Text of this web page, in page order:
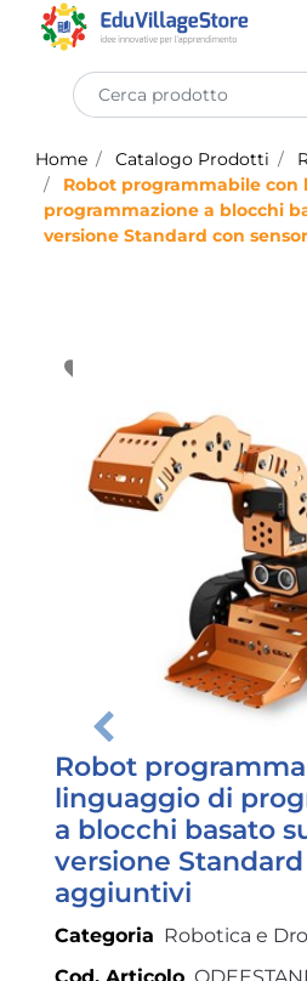
Home Catalogo Prodotti
Robot programmabile
programmazione a blocchi
versione Standard con
Robot
linguaggio di
a blocchi basato
versione
aggiuntivi
Categoria Robotica e